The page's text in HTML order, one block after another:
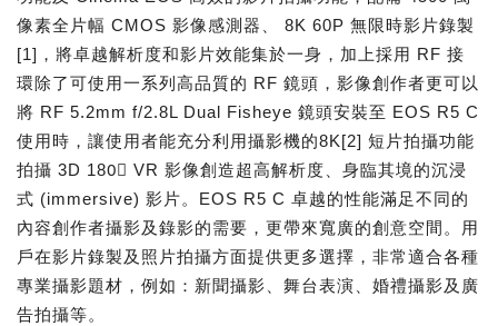
像素全片幅 CMOS 影像感測器、 8K 60P 無限時影片錄製
[1]，將卓越解析度和影片效能集於一身，加上採用 RF 接
環除了可使用一系列高品質的 RF 鏡頭，影像創作者更可以
將 RF 5.2mm f/2.8L Dual Fisheye 鏡頭安裝至 EOS R5 C
使用時，讓使用者能充分利用攝影機的8K[2] 短片拍攝功能
拍攝 3D 180〫 VR 影像創造超高解析度、身臨其境的沉浸
式 (immersive) 影片。EOS R5 C 卓越的性能滿足不同的
內容創作者攝影及錄影的需要，更帶來寬廣的創意空間。用
戶在影片錄製及照片拍攝方面提供更多選擇，非常適合各種
專業攝影題材，例如：新聞攝影、舞台表演、婚禮攝影及廣
告拍攝等。